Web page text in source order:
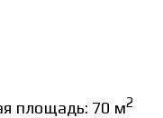
площадь: 70 м2